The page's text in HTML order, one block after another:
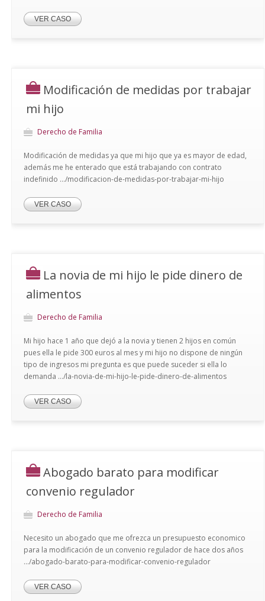
VER CASO
Modificación de medidas por trabajar
mi hijo
Derecho de Familia
Modificación de medidas ya que mi hijo que ya es mayor de edad,
además me he enterado que está trabajando con contrato
indefinido .../modificacion-de-medidas-por-trabajar-mi-hijo
VER CASO
La novia de mi hijo le pide dinero de
alimentos
Derecho de Familia
Mi hijo hace 1 año que dejó a la novia y tienen 2 hijos en común
pues ella le pide 300 euros al mes y mi hijo no dispone de ningún
tipo de ingresos mi pregunta es que puede suceder si ella lo
demanda .../la-novia-de-mi-hijo-le-pide-dinero-de-alimentos
VER CASO
Abogado barato para modificar
convenio regulador
Derecho de Familia
Necesito un abogado que me ofrezca un presupuesto economico
para la modificación de un convenio regulador de hace dos años
.../abogado-barato-para-modificar-convenio-regulador
VER CASO